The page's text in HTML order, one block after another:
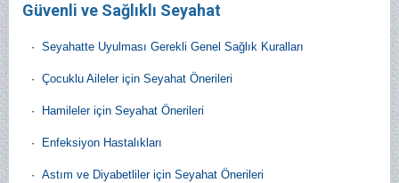
Güvenli ve Sağlıklı Seyahat
· Seyahatte Uyulması Gerekli Genel Sağlık Kuralları
· Çocuklu Aileler için Seyahat Önerileri
· Hamileler için Seyahat Önerileri
· Enfeksiyon Hastalıkları
· Astım ve Diyabetliler için Seyahat Önerileri